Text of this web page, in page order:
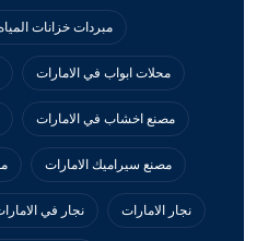
مبردات خزانات
محلات ابواب في الامارات
مصنع اخشاب في الامارات
مصنع سيراميك الامارات
نجار الامارات نجار في